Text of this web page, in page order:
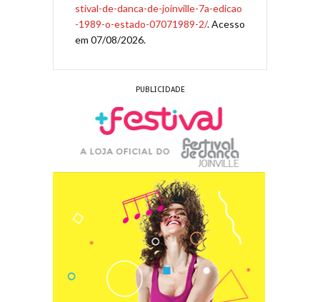
stival-de-danca-de-joinville-7a-edicao
-1989-o-estado-07071989-2/. Acesso
em 07/08/2026.
PUBLICIDADE